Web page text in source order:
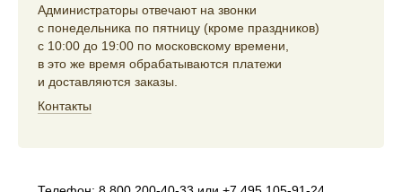
Администраторы отвечают на звонки
с понедельника по пятницу (кроме праздников)
с 10:00 до 19:00 по московскому времени,
в это же время обрабатываются платежи
и доставляются заказы.
Контакты